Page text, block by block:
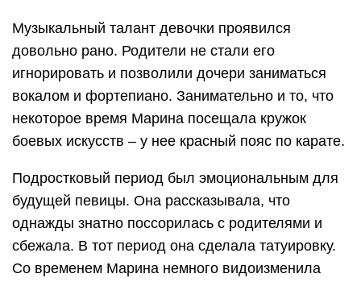
Музыкальный талант девочки проявился
довольно рано. Родители не стали его
игнорировать и позволили дочери заниматься
вокалом и фортепиано. Занимательно и то, что
некоторое время Марина посещала кружок
боевых искусств – у нее красный пояс по карате.
Подростковый период был эмоциональным для
будущей певицы. Она рассказывала, что
однажды знатно поссорилась с родителями и
сбежала. В тот период она сделала татуировку.
Со временем Марина немного видоизменила